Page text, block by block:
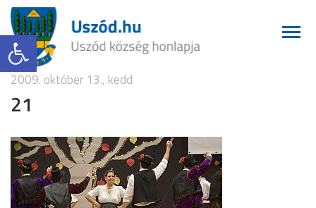
Eszköztár megnyitása
2009. október 13., kedd
21